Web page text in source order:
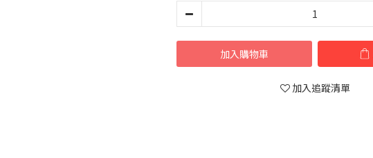
加入購物車
加入追蹤清單